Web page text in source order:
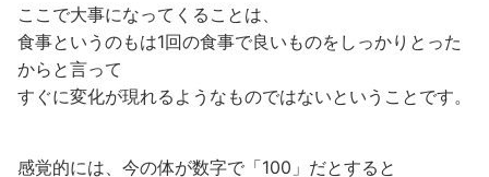
ここで大事になってくることは、
食事というのもは1回の食事で良いものをしっかりとった
からと言って
すぐに変化が現れるようなものではないということです。
感覚的には、今の体が数字で「100」だとすると